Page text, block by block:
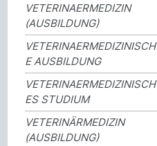
VETERINAERMEDIZIN
(AUSBILDUNG)
VETERINAERMEDIZINISCH
E AUSBILDUNG
VETERINAERMEDIZINISCH
ES STUDIUM
VETERINÄRMEDIZIN
(AUSBILDUNG)